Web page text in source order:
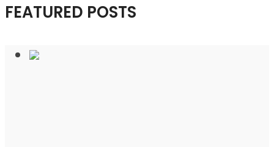
FEATURED POSTS